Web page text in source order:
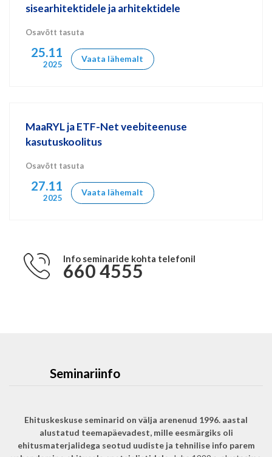
sisearhitektidele ja arhitektidele
Osavõtt tasuta
25.11
2025
Vaata lähemalt
MaaRYL ja ETF-Net veebiteenuse
kasutuskoolitus
Osavõtt tasuta
27.11
2025
Vaata lähemalt
Info seminaride kohta telefonil
660 4555
Seminariinfo
Ehituskeskuse seminarid on välja arenenud 1996. aastal
alustatud teemapäevadest, mille eesmärgiks oli
ehitusmaterjalidega seotud uudiste ja tehnilise info parem